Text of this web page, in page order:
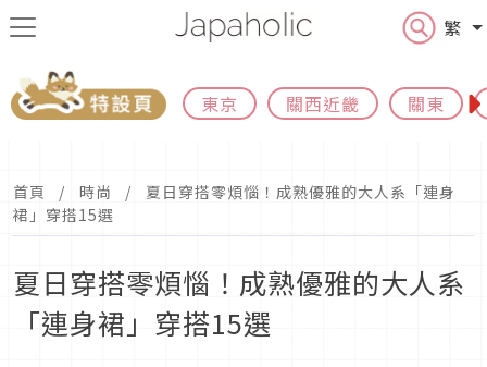
繁
東京 關西近畿 關東
首頁 時尚
夏日穿搭零煩惱！成熟優雅的大人系「連身
裙」穿搭15選
夏日穿搭零煩惱！成熟優雅的大人系
「連身裙」穿搭15選